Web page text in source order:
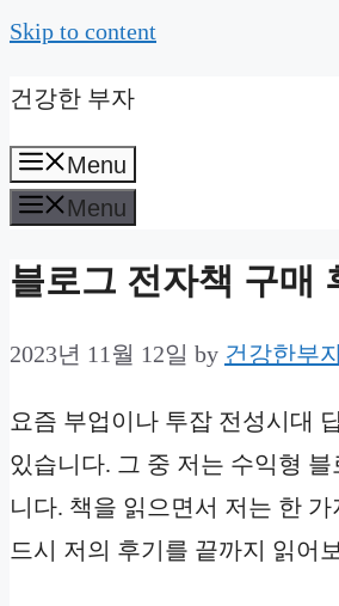
Skip to content
건강한 부자
Menu
Menu
블로그 전자책 구매
2023년 11월 12일 by 건강한부
요즘 부업이나 투잡 전성시대
있습니다. 그 중 저는 수익형
니다. 책을 읽으면서 저는 한
드시 저의 후기를 끝까지 읽어